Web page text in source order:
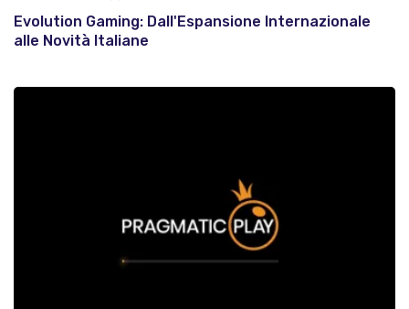
Evolution Gaming: Dall'Espansione Internazionale
alle Novità Italiane